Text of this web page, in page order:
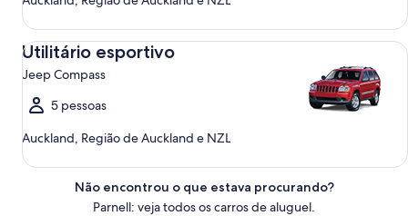
Utilitário esportivo
Jeep Compass
5 pessoas
Auckland, Região de Auckland e NZL
Utilitário esportivo Jeep Compass
Não encontrou o que estava procurando?
Parnell: veja todos os carros de aluguel.